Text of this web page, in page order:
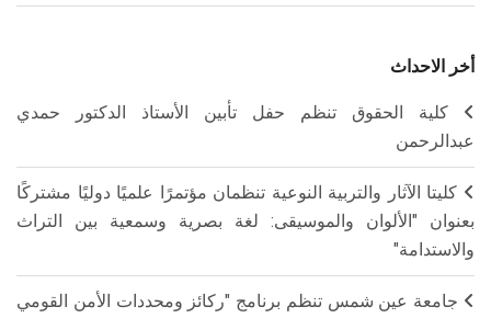
أخر الاحداث
كلية الحقوق تنظم حفل تأبين الأستاذ الدكتور حمدي
عبدالرحمن
كليتا الآثار والتربية النوعية تنظمان مؤتمرًا علميًا دوليًا مشتركًا
بعنوان "الألوان والموسيقى: لغة بصرية وسمعية بين التراث
والاستدامة"
جامعة عين شمس تنظم برنامج "ركائز ومحددات الأمن القومي